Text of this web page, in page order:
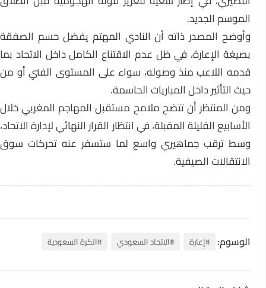
الموسم الجديد.
وأوضح المصدر ذاته أن النادي المهتم يفضل حسم الصفقة
بصيغة الإعارة، في ظل عدم الاقتناع الكامل داخل الاتحاد بما
قدمه اللاعب منذ وصوله، سواء على المستوى الفني أو من
حيث التأثير داخل المباريات الحاسمة.
ومن المنتظر أن تتضح ملامح مستقبل المهاجم المغربي خلال
الأسابيع القليلة المقبلة، في انتظار القرار النهائي لإدارة الاتحاد،
وسط ترقب جماهيري واسع لما ستسفر عنه تحركات سوق
الانتقالات الصيفية.
الوسوم: #إعارة #الاتحاد السعودي #الكرة السعودية